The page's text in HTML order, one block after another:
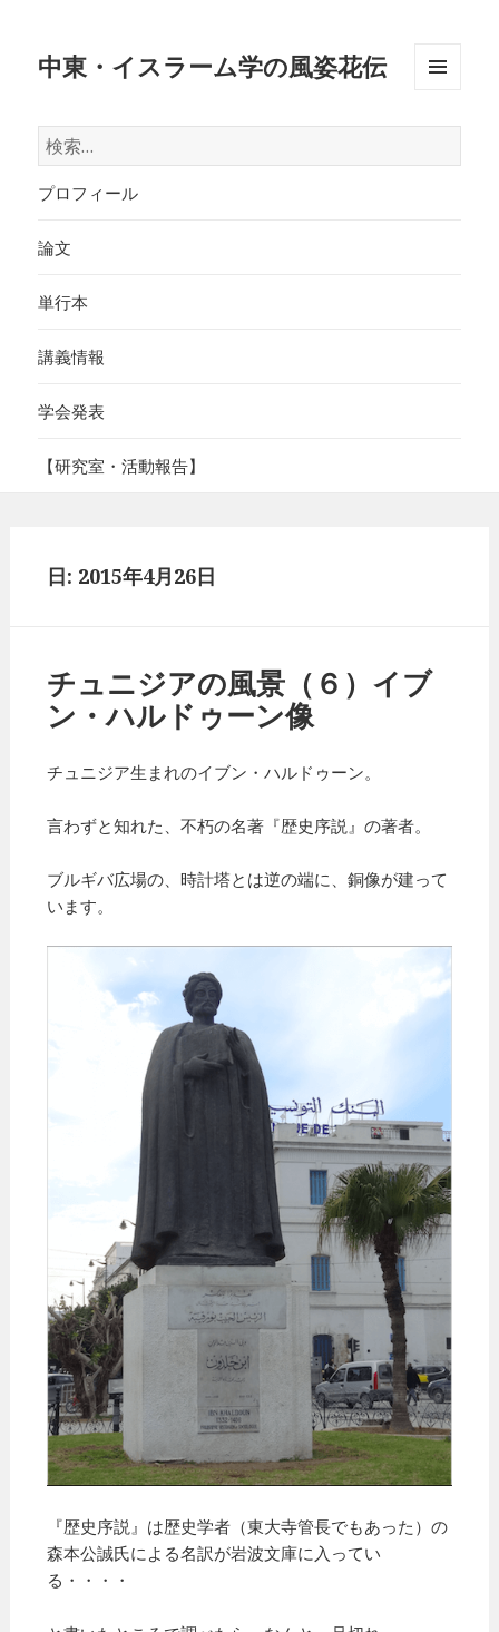
中東・イスラーム学の風姿花伝
検
索:
プロフィール
論文
単行本
講義情報
学会発表
【研究室・活動報告】
日: 2015年4月26日
チュニジアの風景（６）イブ
ン・ハルドゥーン像
チュニジア生まれのイブン・ハルドゥーン。
言わずと知れた、不朽の名著『歴史序説』の著者。
ブルギバ広場の、時計塔とは逆の端に、銅像が建って
います。
『歴史序説』は歴史学者（東大寺管長でもあった）の
森本公誠氏による名訳が岩波文庫に入ってい
る・・・・